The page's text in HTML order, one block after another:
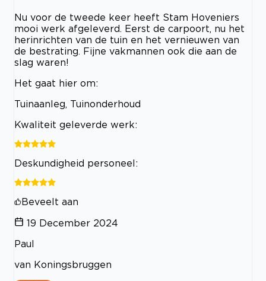
Nu voor de tweede keer heeft Stam Hoveniers
mooi werk afgeleverd. Eerst de carpoort, nu het
herinrichten van de tuin en het vernieuwen van
de bestrating. Fijne vakmannen ook die aan de
slag waren!
Het gaat hier om:
Tuinaanleg, Tuinonderhoud
Kwaliteit geleverde werk:
Deskundigheid personeel:
Beveelt aan
19 December 2024
Paul
van Koningsbruggen